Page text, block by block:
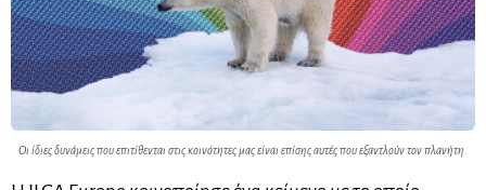
Οι ίδιες δυνάμεις που επιτίθενται στις κοινότητες μας είναι επίσης αυτές που εξαντλούν τον πλανήτη.